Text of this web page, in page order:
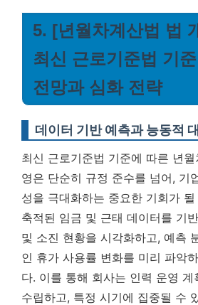
5. [년월차계산법 법
최신 근로기준법 기
전망과 심화 전략
데이터 기반 예측과 능동적
최신 근로기준법 기준에 따른 년
영은 단순히 규정 준수를 넘어, 기
성을 극대화하는 중요한 기회가
축적된 임금 및 근태 데이터를 기
및 소진 현황을 시각화하고, 예측
인 휴가 사용률 변화를 미리 파악
다. 이를 통해 회사는 인력 운영 계
수립하고, 특정 시기에 집중될 수